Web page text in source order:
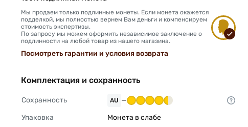
Мы продаем только подлинные монеты. Если монета окажется
подделкой, мы полностью вернем Вам деньги и компенсируем
стоимость экспертизы.
По запросу мы можем оформить независимое заключение о
подлинности на любой товар из нашего магазина.
Посмотреть гарантии и условия возврата
Комплектация и сохранность
Сохранность AU —
Упаковка
Монета в слабе